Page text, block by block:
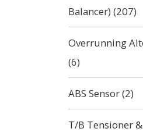
Balancer) (207)
Overrunning
(6)
ABS Sensor (2)
T/B Tensioner